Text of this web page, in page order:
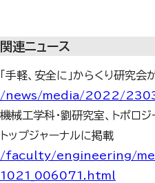
関連ニュース
「手軽、安全に」からくり研究
/news/media/2022/
機械工学科・劉研究室、トポロ
トップジャーナルに掲載
/faculty/engineering/
1021_006071.html